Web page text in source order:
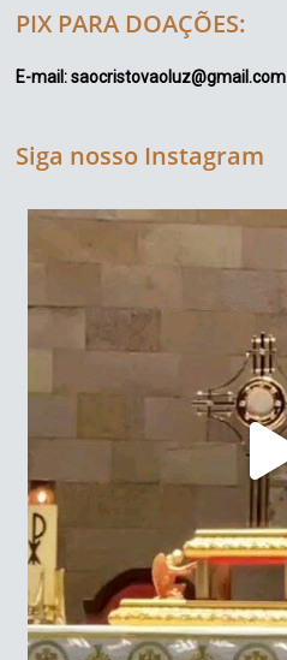
PIX PARA DOAÇÕES:
E-mail: saocristovaoluz@gmail.com
Siga nosso Instagram